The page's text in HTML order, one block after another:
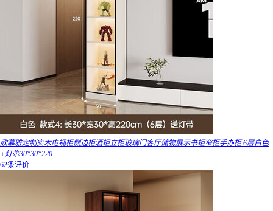
欣慕雅定制实木电视柜侧边柜酒柜立柜玻璃门客厅储物展示书柜窄柜手办柜 6层白色
+灯带30*30*220
62条评价